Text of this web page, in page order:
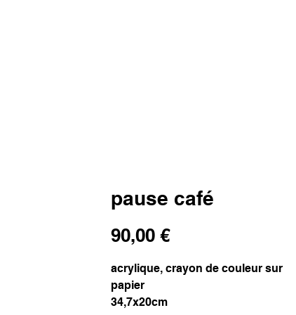
pause café
90,00 €Prix
acrylique, crayon de couleur sur
papier
34,7x20cm